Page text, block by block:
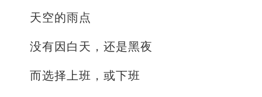
天空的雨点
没有因白天，还是黑夜
而选择上班，或下班